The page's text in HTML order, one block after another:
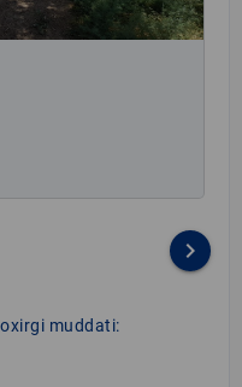
keyboard_arrow_right
muddati: